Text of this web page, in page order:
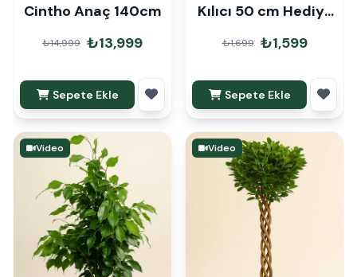
Cintho Anaç 140cm
₺14,999 ₺13,999
Sepete Ekle
Kılıcı 50 cm Hediye
Paketli
₺1,699 ₺1,599
Sepete Ekle
Video Video